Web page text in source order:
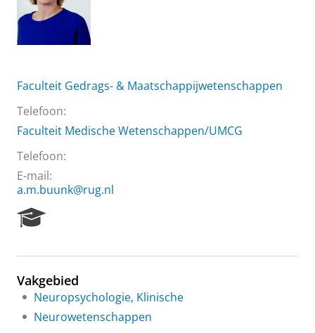
Faculteit Gedrags- & Maatschappijwetenschappen
Telefoon:
Faculteit Medische Wetenschappen/UMCG
Telefoon:
E-mail:
a.m.buunk@rug.nl
e
r
c
h
Vakgebied
Neuropsychologie, Klinische
Neurowetenschappen